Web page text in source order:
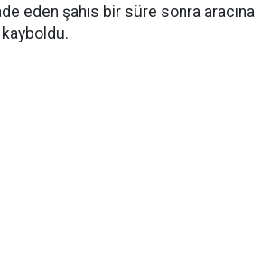
eden şahıs bir süre sonra aracına